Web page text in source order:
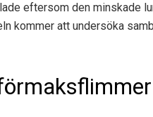
eftersom den minskade
kommer att undersöka